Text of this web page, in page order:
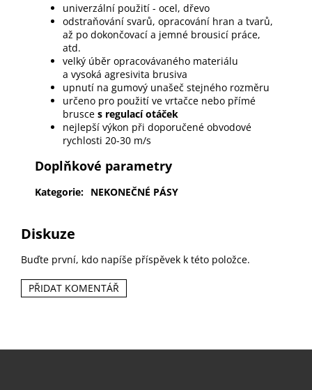
univerzální použití - ocel, dřevo
odstraňování svarů, opracování hran a tvarů,
až po dokončovací a jemné brousicí práce,
atd.
velký úběr opracovávaného materiálu
a vysoká agresivita brusiva
upnutí na gumový unašeč stejného rozměru
určeno pro použití ve vrtačce nebo přímé
brusce s regulací otáček
nejlepší výkon při doporučené obvodové
rychlosti 20-30 m/s
Doplňkové parametry
Kategorie: NEKONEČNÉ PÁSY
Diskuze
Buďte první, kdo napíše příspěvek k této položce.
PŘIDAT KOMENTÁŘ
Z